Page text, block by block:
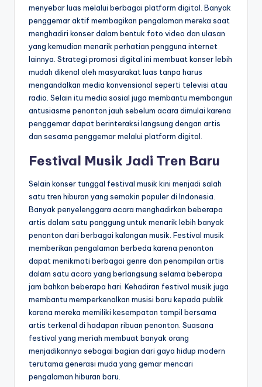
menyebar luas melalui berbagai platform digital. Banyak
penggemar aktif membagikan pengalaman mereka saat
menghadiri konser dalam bentuk foto video dan ulasan
yang kemudian menarik perhatian pengguna internet
lainnya. Strategi promosi digital ini membuat konser lebih
mudah dikenal oleh masyarakat luas tanpa harus
mengandalkan media konvensional seperti televisi atau
radio. Selain itu media sosial juga membantu membangun
antusiasme penonton jauh sebelum acara dimulai karena
penggemar dapat berinteraksi langsung dengan artis
dan sesama penggemar melalui platform digital.
Festival Musik Jadi Tren Baru
Selain konser tunggal festival musik kini menjadi salah
satu tren hiburan yang semakin populer di Indonesia.
Banyak penyelenggara acara menghadirkan beberapa
artis dalam satu panggung untuk menarik lebih banyak
penonton dari berbagai kalangan musik. Festival musik
memberikan pengalaman berbeda karena penonton
dapat menikmati berbagai genre dan penampilan artis
dalam satu acara yang berlangsung selama beberapa
jam bahkan beberapa hari. Kehadiran festival musik juga
membantu memperkenalkan musisi baru kepada publik
karena mereka memiliki kesempatan tampil bersama
artis terkenal di hadapan ribuan penonton. Suasana
festival yang meriah membuat banyak orang
menjadikannya sebagai bagian dari gaya hidup modern
terutama generasi muda yang gemar mencari
pengalaman hiburan baru.